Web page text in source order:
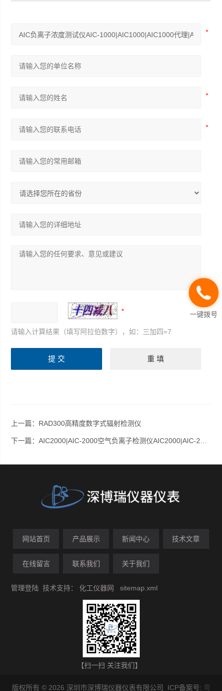
请输入计算结果（填写阿拉伯数字），如：三加四=7
上一篇： RAD300高精度数字式辐射检测仪
下一篇：AIC2000|AIC-2000空气负离子检测仪AIC2000|AIC-2000|AIC2000|AIC-2000代理/负离子测试仪
网站首页 产品展示 新闻中心 技术文章
在线留言 联系我们 关于我们
管理登陆 技术支持：化工仪器网 sitemap.xml
【扫一扫 关注我们】
版权所有 © 2026 深圳市深博瑞仪器仪表有限公司 ICP备案号: 粤
一键拨号